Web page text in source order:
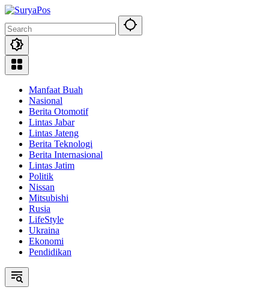
Skip
content
Manfaat Buah
Nasional
Berita Otomotif
Lintas Jabar
Lintas Jateng
Berita Teknologi
Berita Internasional
Lintas Jatim
Politik
Nissan
Mitsubishi
Rusia
LifeStyle
Ukraina
Ekonomi
Pendidikan